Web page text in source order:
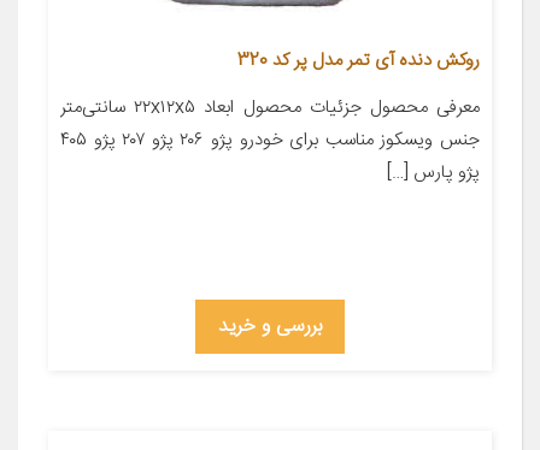
روکش دنده آی تمر مدل پر کد 320
معرفی محصول جزئیات محصول ابعاد ۲۲x۱۲x۵ سانتی‌متر
جنس ویسکوز مناسب برای خودرو پژو ۲۰۶ پژو ۲۰۷ پژو ۴۰۵
پژو پارس […]
بررسی و خرید